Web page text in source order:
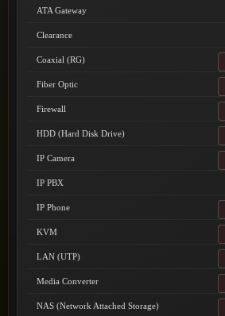
ATA Gateway
Clearance
Coaxial (RG)
Fiber Optic
Firewall
HDD (Hard Disk Drive)
IP Camera
IP PBX
IP Phone
KVM
LAN (UTP)
Media Converter
NAS (Network Attached Storage)